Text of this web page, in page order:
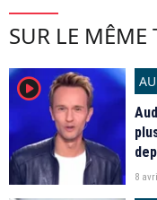
SUR LE MÊME
player2
8